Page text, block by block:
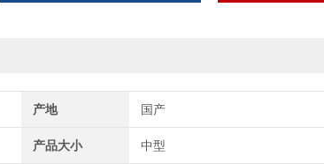
产地 国产
产品大小 中型